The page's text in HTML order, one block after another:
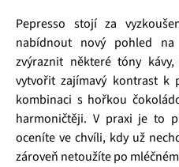
Pepresso stojí za
nabídnout nový pohled
zvýraznit některé tóny
vytvořit zajímavý kontrast k
kombinaci s hořkou
harmoničtěji. V praxi je to
oceníte ve chvíli, kdy už
zároveň netoužíte po